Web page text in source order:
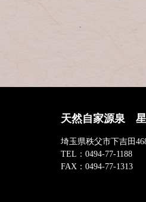
天然自家源泉
埼玉県秩父市下吉田
TEL： 0494-77-1188
FAX： 0494-77-1313